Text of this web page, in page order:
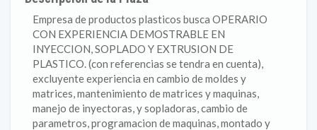
Empresa de productos plasticos busca OPERARIO
CON EXPERIENCIA DEMOSTRABLE EN
INYECCION, SOPLADO Y EXTRUSION DE
PLASTICO. (con referencias se tendra en cuenta),
excluyente experiencia en cambio de moldes y
matrices, mantenimiento de matrices y maquinas,
manejo de inyectoras, y sopladoras, cambio de
parametros, programacion de maquinas, montado y